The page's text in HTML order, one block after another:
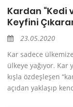
Kardan “Kedi
Keyfini
23.05.2020
Kar sadece
ülkeye yağıyor. Kar
kışla özdeşleşen
açıdan yaklaşıp